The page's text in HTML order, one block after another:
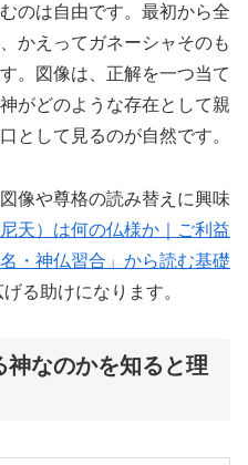
のは自由です。最初から全
かえってガネーシャそのも
。図像は、正解を一つ当て
がどのような存在として親
として見るのが自然です。
像や尊格の読み替えに興味
天）は何の仏様か｜ご利益
・神仏習合」から読む基礎
る助けになります。
神なのかを知ると理